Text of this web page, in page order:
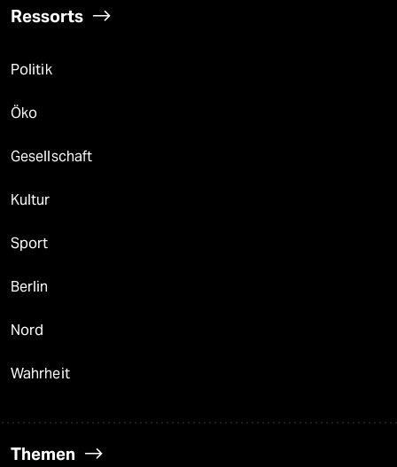
Ressorts
Politik
Öko
Gesellschaft
Kultur
Sport
Berlin
Nord
Wahrheit
Themen